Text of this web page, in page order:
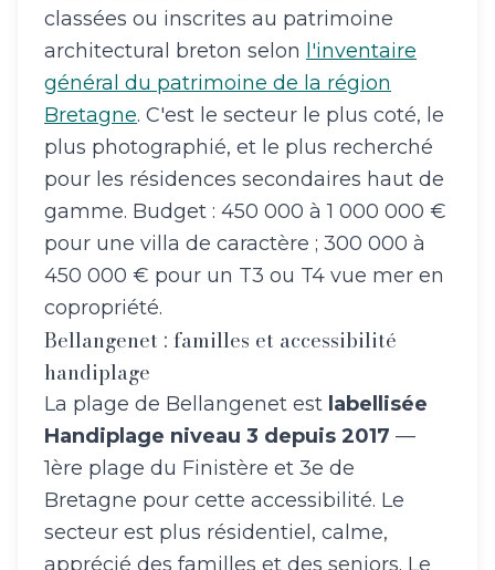
classées ou inscrites au patrimoine
architectural breton selon l'inventaire
général du patrimoine de la région
Bretagne. C'est le secteur le plus coté, le
plus photographié, et le plus recherché
pour les résidences secondaires haut de
gamme. Budget : 450 000 à 1 000 000 €
pour une villa de caractère ; 300 000 à
450 000 € pour un T3 ou T4 vue mer en
copropriété.
Bellangenet : familles et accessibilité
handiplage
La plage de Bellangenet est labellisée
Handiplage niveau 3 depuis 2017 —
1ère plage du Finistère et 3e de
Bretagne pour cette accessibilité. Le
secteur est plus résidentiel, calme,
apprécié des familles et des seniors. Le